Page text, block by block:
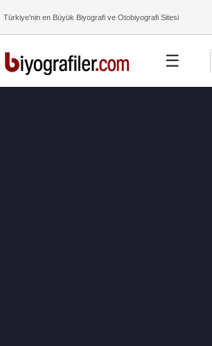
Türkiye’nin en Büyük Biyografi ve Otobiyografi Sitesi
☰